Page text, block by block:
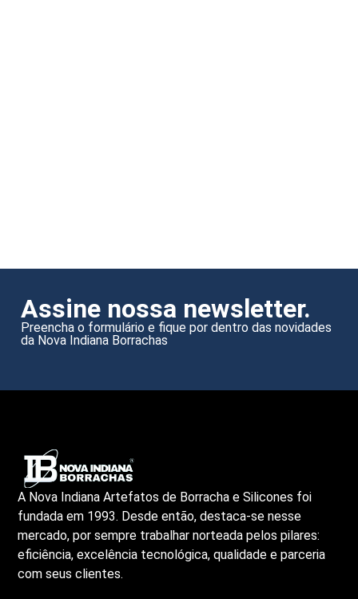
Assine nossa newsletter.
Preencha o formulário e fique por dentro das novidades
da Nova Indiana Borrachas
A Nova Indiana Artefatos de Borracha e Silicones foi
fundada em 1993. Desde então, destaca-se nesse
mercado, por sempre trabalhar norteada pelos pilares:
eficiência, excelência tecnológica, qualidade e parceria
com seus clientes.